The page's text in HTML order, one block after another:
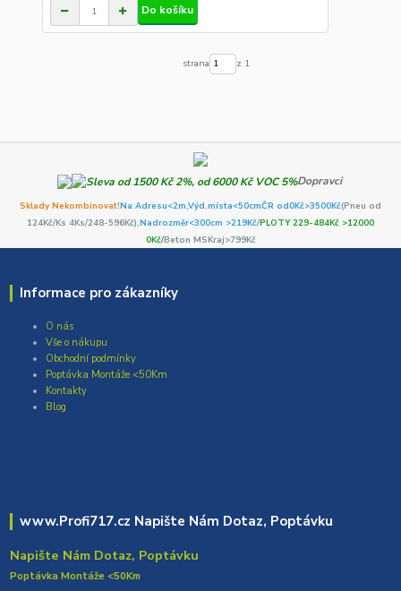
Do košíku
strana z 1
Dopravci
Sklady Nekombinovat!Na Adresu<2m,Výd.místa<50cmČR od0Kč>3500Kč(Pneu od
124Kč/Ks 4Ks/248-596Kč),Nadrozměr<300cm >219Kč/PLOTY 229-484Kč >12000
0Kč/Beton MSKraj>799Kč
Informace pro zákazníky
O nás
Vše o nákupu
Obchodní podmínky
Poptávka Montáže <50Km
Kontakty
Blog
www.Profi717.cz Napište Nám Dotaz, Poptávku
Napište Nám Dotaz, Poptávku
Poptávka Montáže <50Km